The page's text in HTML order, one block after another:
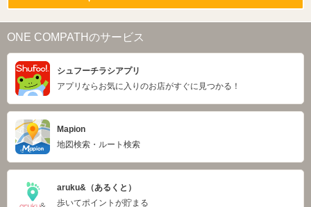
ONE COMPATHのサービス
シュフーチラシアプリ
アプリならお気に入りのお店がすぐに見つかる！
Mapion
地図検索・ルート検索
aruku&（あるくと）
歩いてポイントが貯まる